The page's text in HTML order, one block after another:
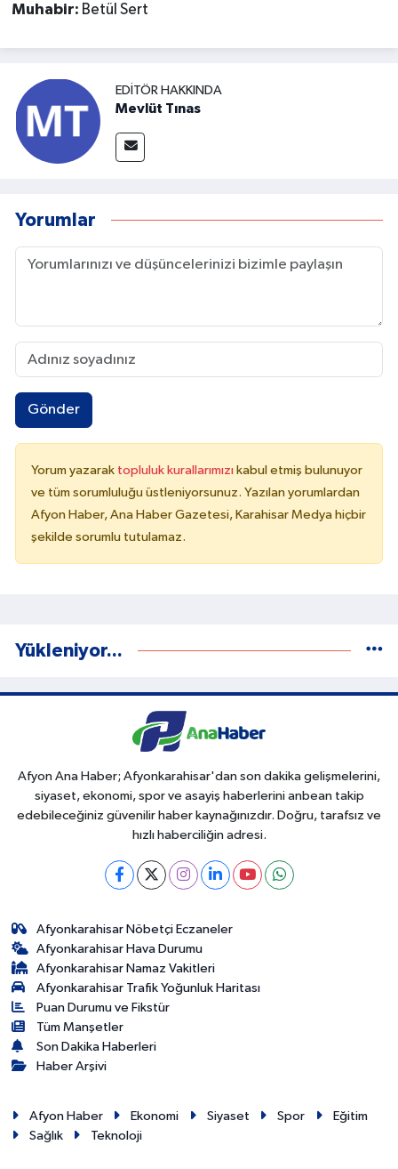
Muhabir: Betül Sert
EDITÖR HAKKINDA
Mevlüt Tınas
Yorumlar
Gönder
Yorum yazarak topluluk kurallarımızı kabul etmiş bulunuyor
ve tüm sorumluluğu üstleniyorsunuz. Yazılan yorumlardan
Afyon Haber, Ana Haber Gazetesi, Karahisar Medya hiçbir
şekilde sorumlu tutulamaz.
Yükleniyor...
Afyon Ana Haber; Afyonkarahisar'dan son dakika gelişmelerini,
siyaset, ekonomi, spor ve asayiş haberlerini anbean takip
edebileceğiniz güvenilir haber kaynağınızdır. Doğru, tarafsız ve
hızlı haberciliğin adresi.
Afyonkarahisar Nöbetçi Eczaneler
Afyonkarahisar Hava Durumu
Afyonkarahisar Namaz Vakitleri
Afyonkarahisar Trafik Yoğunluk Haritası
Puan Durumu ve Fikstür
Tüm Manşetler
Son Dakika Haberleri
Haber Arşivi
Afyon Haber Ekonomi Siyaset Spor
Eğitim
Sağlık
Teknoloji